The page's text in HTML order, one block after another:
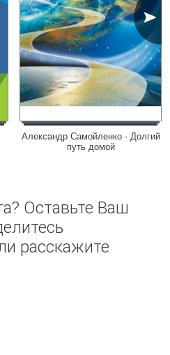
Александр Самойленко - Долгий
путь домой
Оставьте Ваш
расскажите